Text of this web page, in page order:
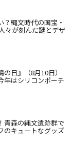
縄文時代の国宝・
々が刻んだ謎とデザ
日』（8月10日）
年はシリコンポーチ
青森の縄文遺跡群で
のキュートなグッズ